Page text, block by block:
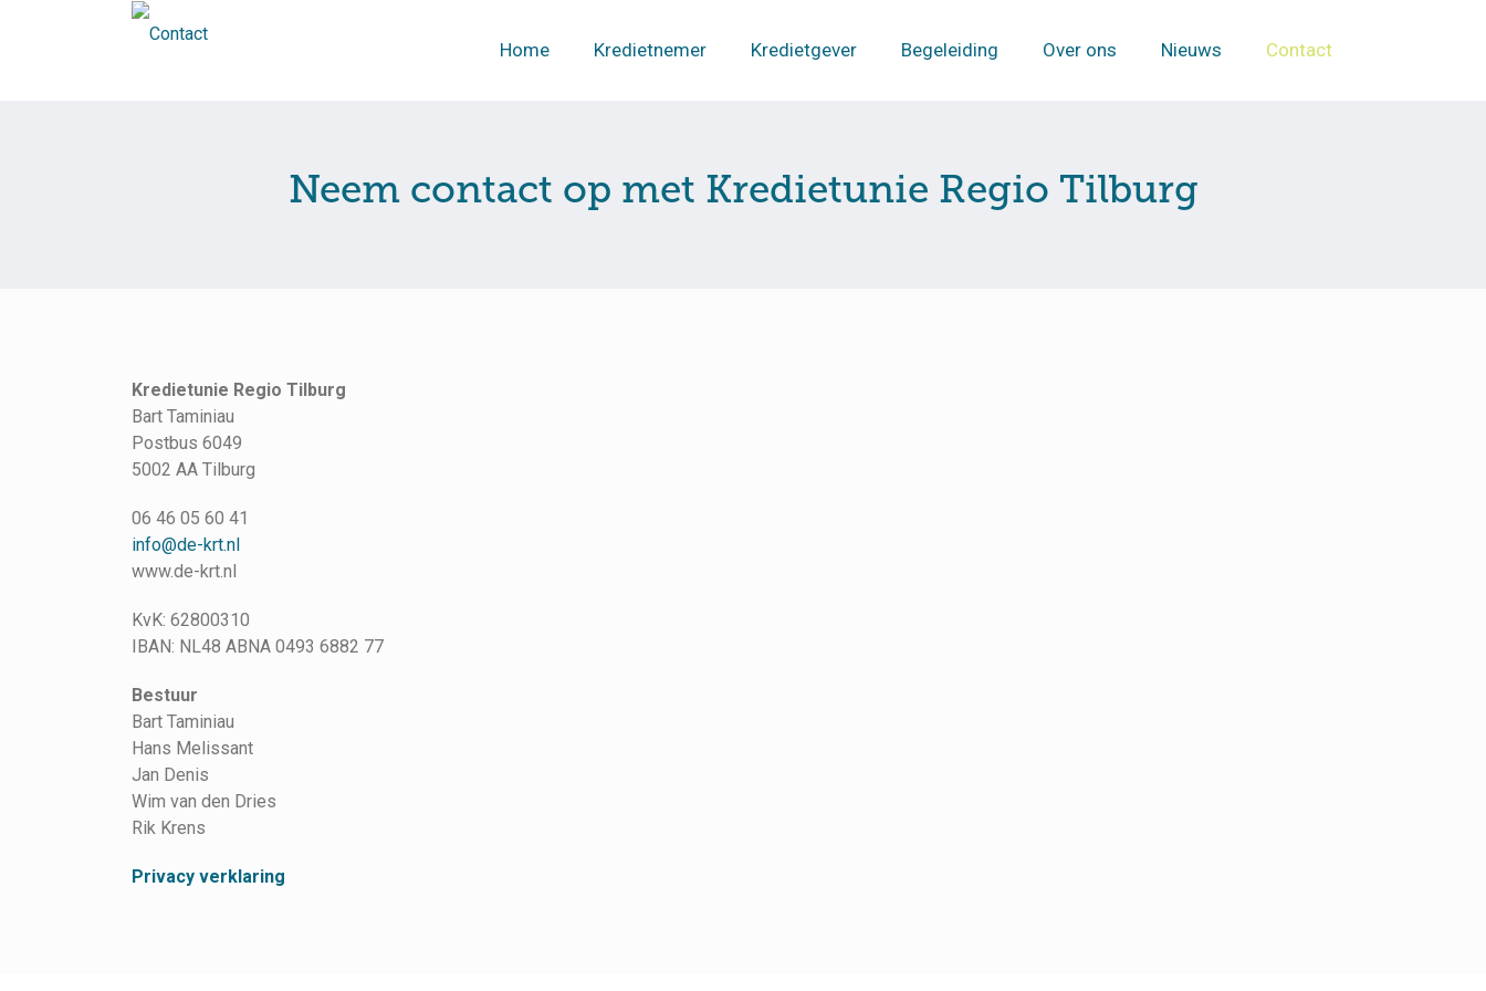
Home Kredietnemer Kredietgever Begeleiding Over ons Nieuws Contact
Neem contact op met Kredietunie Regio Tilburg
Kredietunie Regio Tilburg
Bart Taminiau
Postbus 6049
5002 AA Tilburg
06 46 05 60 41
info@de-krt.nl
www.de-krt.nl
KvK: 62800310
IBAN: NL48 ABNA 0493 6882 77
Bestuur
Bart Taminiau
Hans Melissant
Jan Denis
Wim van den Dries
Rik Krens
Privacy verklaring